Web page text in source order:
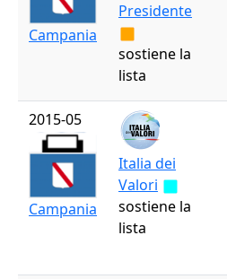
Campania
Presidente
sostiene la
lista
2015-05
Campania
Italia dei
Valori
sostiene la
lista